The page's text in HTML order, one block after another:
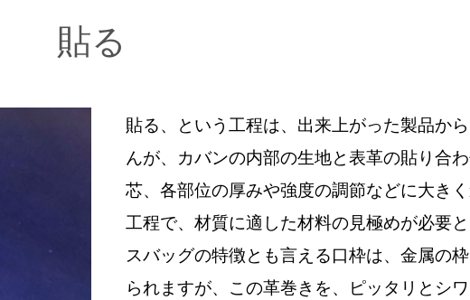
貼る
貼る、という工程は、出来上がった製品か
んが、カバンの内部の生地と表革の貼り合
芯、各部位の厚みや強度の調節などに大き
工程で、材質に適した材料の見極めが必要
スバッグの特徴とも言える口枠は、金属の
られますが、この革巻きを、ピッタリとシ